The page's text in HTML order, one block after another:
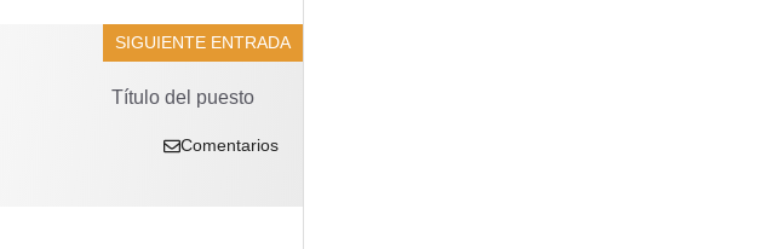
SIGUIENTE ENTRADA
Título del puesto
Comentarios